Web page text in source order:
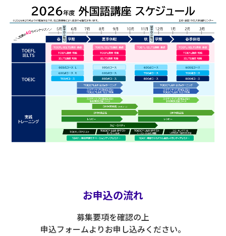
お申込の流れ
募集要項を確認の上
申込フォームよりお申し込みください。